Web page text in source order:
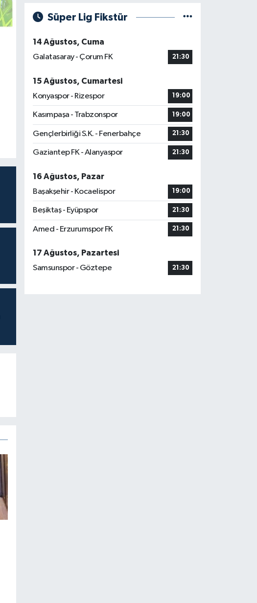
Süper Lig Fikstür
14 Ağustos, Cuma
Galatasaray - Çorum FK
21:30
15 Ağustos, Cumartesi
Konyaspor - Rizespor
19:00
Kasımpaşa - Trabzonspor 19:00
Gençlerbirliği S.K. - Fenerbahçe 21:30
Gaziantep FK - Alanyaspor 21:30
16 Ağustos, Pazar
Başakşehir - Kocaelispor
19:00
Beşiktaş - Eyüpspor 21:30
Amed - Erzurumspor FK 21:30
17 Ağustos, Pazartesi
Samsunspor - Göztepe
21:30